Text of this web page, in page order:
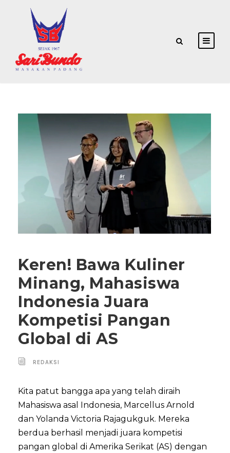
Keren! Bawa Kuliner
Minang, Mahasiswa
Indonesia Juara
Kompetisi Pangan
Global di AS
REDAKSI
Kita patut bangga apa yang telah diraih
Mahasiswa asal Indonesia, Marcellus Arnold
dan Yolanda Victoria Rajagukguk. Mereka
berdua berhasil menjadi juara kompetisi
pangan global di Amerika Serikat (AS) dengan